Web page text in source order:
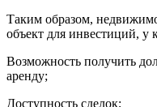
Таким образом,
объект для инвестиций, у
Возможность получить
аренду;
Доступность сделок;